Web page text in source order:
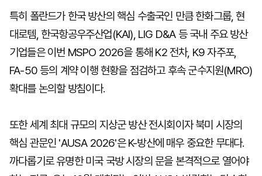
특히 폴란드가 한국 방산의 핵심 수출국인 만큼 한화그룹, 현
대로템, 한국항공우주산업(KAI), LIG D&A 등 국내 주요 방산
기업들은 이번 MSPO 2026을 통해 K2 전차, K9 자주포,
FA-50 등의 계약 이행 현황을 점검하고 후속 군수지원(MRO)
확대를 논의할 방침이다.
또한 세계 최대 규모의 지상군 방산 전시회이자 북미 시장의
핵심 관문인 'AUSA 2026'은 K-방산에 매우 중요한 무대다.
까다롭기로 유명한 미국 국방 시장의 문을 본격적으로 열어야